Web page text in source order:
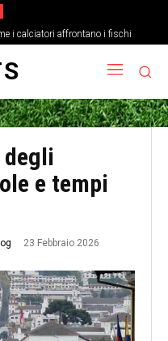
i calciatori affrontano i fischi
basso e transizioni veloci
e tempi
23 Febbraio 2026